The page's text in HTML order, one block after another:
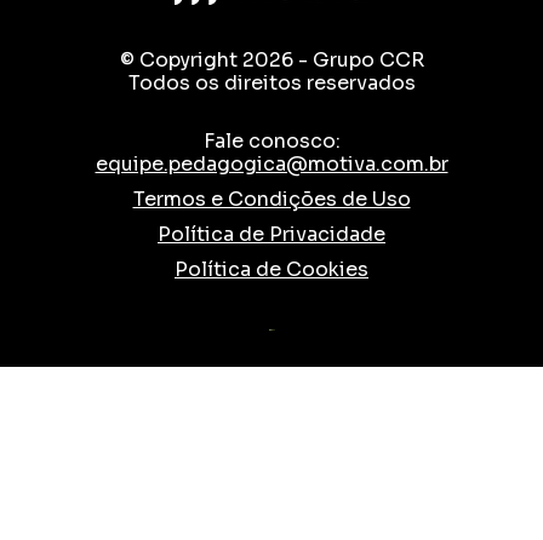
© Copyright 2026 - Grupo CCR
Todos os direitos reservados
Fale conosco:
equipe.pedagogica@motiva.com.br
Termos e Condições de Uso
Política de Privacidade
Política de Cookies